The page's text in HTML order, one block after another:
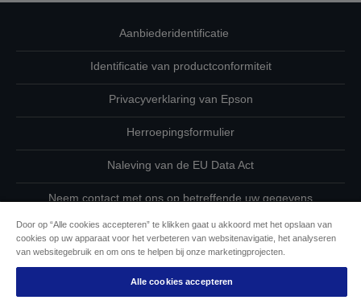
Aanbiederidentificatie
Identificatie van productconformiteit
Privacyverklaring van Epson
Herroepingsformulier
Naleving van de EU Data Act
Neem contact met ons op betreffende uw gegevens
Cookie-informatie
Door op “Alle cookies accepteren” te klikken gaat u akkoord met het opslaan van
cookies op uw apparaat voor het verbeteren van websitenavigatie, het analyseren
van websitegebruik en om ons te helpen bij onze marketingprojecten.
Alle cookies accepteren